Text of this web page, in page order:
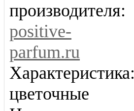
производителя:
positive-
parfum.ru
Характеристика:
цветочные